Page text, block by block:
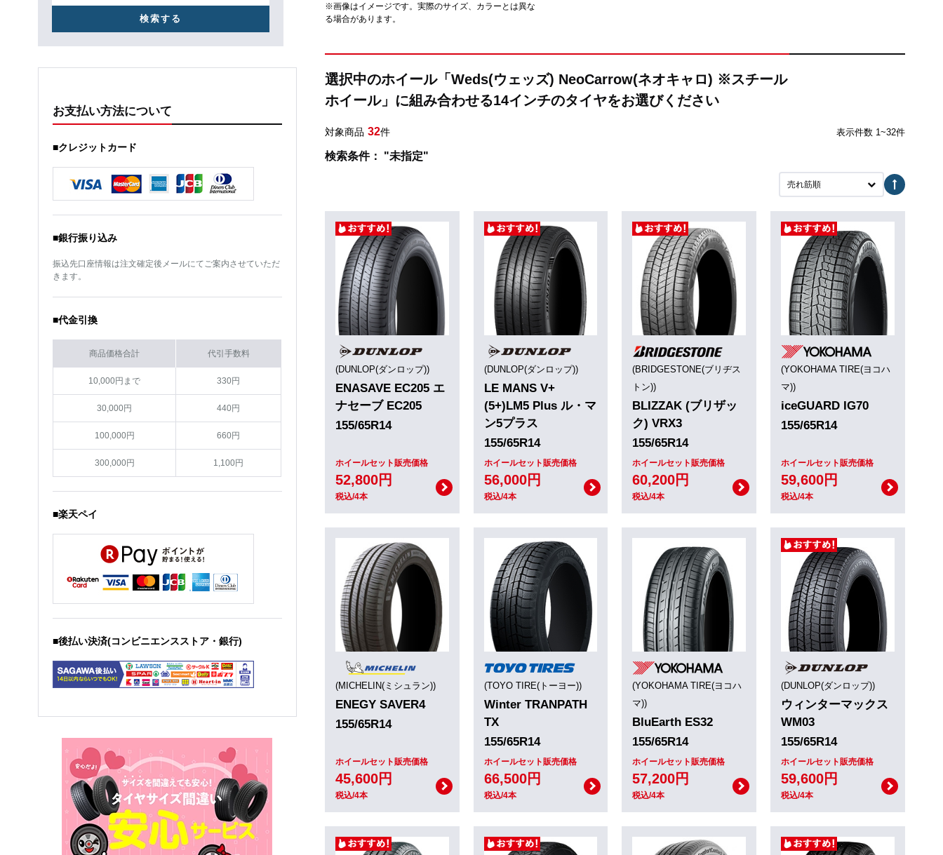
お支払い方法について
■クレジットカード
■銀行振り込み
振込先口座情報は注文確定後メールにてご案内させていただ
きます。
■代金引換
商品価格合計 代引手数料
10,000円まで 330円
30,000円 440円
100,000円 660円
300,000円 1,100円
■楽天ペイ
■後払い決済(コンビニエンスストア・銀行)
※画像はイメージです。実際のサイズ、カラーとは異な
る場合があります。
選択中のホイール「Weds(ウェッズ) NeoCarrow(ネオキャロ) ※スチール
ホイール」に組み合わせる14インチのタイヤをお選びください
対象商品 32件 表示件数 1~32件
検索条件： "未指定"
売れ筋順
(DUNLOP(ダンロップ))
ENASAVE EC205 エ
ナセーブ EC205
155/65R14
ホイールセット販売価格
52,800円
税込/4本
(DUNLOP(ダンロップ))
LE MANS V+
(5+)LM5 Plus ル・マ
ン5プラス
155/65R14
ホイールセット販売価格
56,000円
税込/4本
(BRIDGESTONE(ブリヂス
トン))
BLIZZAK (ブリザッ
ク) VRX3
155/65R14
ホイールセット販売価格
60,200円
税込/4本
(YOKOHAMA TIRE(ヨコハ
マ))
iceGUARD IG70
155/65R14
ホイールセット販売価格
59,600円
税込/4本
(MICHELIN(ミシュラン))
ENEGY SAVER4
155/65R14
ホイールセット販売価格
45,600円
税込/4本
(TOYO TIRE(トーヨー))
Winter TRANPATH
TX
155/65R14
ホイールセット販売価格
66,500円
税込/4本
(YOKOHAMA TIRE(ヨコハ
マ))
BluEarth ES32
155/65R14
ホイールセット販売価格
57,200円
税込/4本
(DUNLOP(ダンロップ))
ウィンターマックス
WM03
155/65R14
ホイールセット販売価格
59,600円
税込/4本